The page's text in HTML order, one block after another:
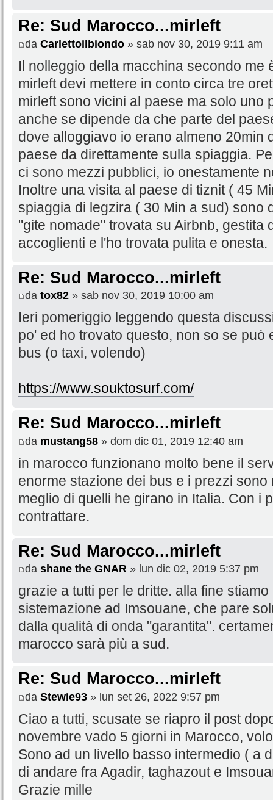
Re: Sud Marocco...mirleft
da Carlettoilbiondo » sab nov 30, 2019 9:11 am
Il nolleggio della macchina secondo me
mirleft devi mettere in conto circa tre
mirleft sono vicini al paese ma solo uno
anche se dipende da che parte del
dove alloggiavo io erano almeno 20min
paese da direttamente sulla spiaggia.
ci sono mezzi pubblici, io onestamente
Inoltre una visita al paese di tiznit ( 45
spiaggia di legzira ( 30 Min a sud) sono
"gite nomade" trovata su Airbnb, gestita
accoglienti e l'ho trovata pulita e onesta.
Re: Sud Marocco...mirleft
da tox82 » sab nov 30, 2019 10:00 am
Ieri pomeriggio leggendo questa
po' ed ho trovato questo, non so se può
bus (o taxi, volendo)
https://www.souktosurf.com/
Re: Sud Marocco...mirleft
da mustang58 » dom dic 01, 2019 12:40 am
in marocco funzionano molto bene il
enorme stazione dei bus e i prezzi
meglio di quelli he girano in Italia. Con i
contrattare.
Re: Sud Marocco...mirleft
da shane the GNAR » lun dic 02, 2019 5:37 pm
grazie a tutti per le dritte. alla fine
sistemazione ad Imsouane, che pare
dalla qualità di onda "garantita".
marocco sarà più a sud.
Re: Sud Marocco...mirleft
da Stewie93 » lun set 26, 2022 9:57 pm
Ciao a tutti, scusate se riapro il post
novembre vado 5 giorni in Marocco,
Sono ad un livello basso intermedio ( a
di andare fra Agadir, taghazout e
Grazie mille